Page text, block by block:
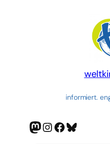
informiert.
Mastodon
Instagram
Facebook
Bluesky